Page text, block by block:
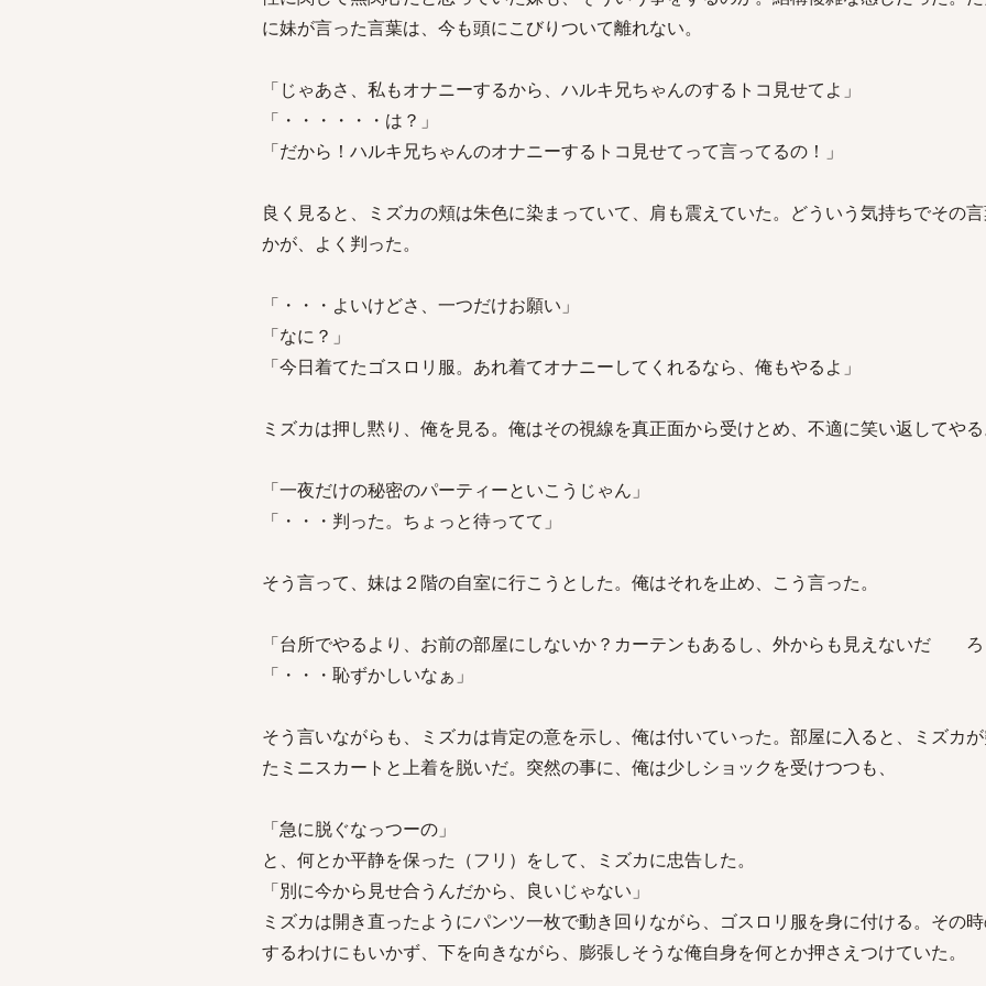
に妹が言った言葉は、今も頭にこびりついて離れない。
「じゃあさ、私もオナニーするから、ハルキ兄ちゃんのするトコ見せてよ」
「・・・・・・は？」
「だから！ハルキ兄ちゃんのオナニーするトコ見せてって言ってるの！」
良く見ると、ミズカの頬は朱色に染まっていて、肩も震えていた。どういう気持ちでその
かが、よく判った。
「・・・よいけどさ、一つだけお願い」
「なに？」
「今日着てたゴスロリ服。あれ着てオナニーしてくれるなら、俺もやるよ」
ミズカは押し黙り、俺を見る。俺はその視線を真正面から受けとめ、不適に笑い返してやる
「一夜だけの秘密のパーティーといこうじゃん」
「・・・判った。ちょっと待ってて」
そう言って、妹は２階の自室に行こうとした。俺はそれを止め、こう言った。
「台所でやるより、お前の部屋にしないか？カーテンもあるし、外からも見えないだ ろ
「・・・恥ずかしいなぁ」
そう言いながらも、ミズカは肯定の意を示し、俺は付いていった。部屋に入ると、ミズカ
たミニスカートと上着を脱いだ。突然の事に、俺は少しショックを受けつつも、
「急に脱ぐなっつーの」
と、何とか平静を保った（フリ）をして、ミズカに忠告した。
「別に今から見せ合うんだから、良いじゃない」
ミズカは開き直ったようにパンツ一枚で動き回りながら、ゴスロリ服を身に付ける。その
するわけにもいかず、下を向きながら、膨張しそうな俺自身を何とか押さえつけていた。